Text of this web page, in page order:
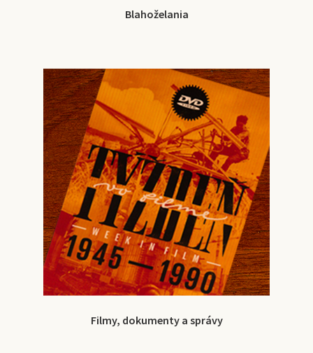
Blahoželania
Filmy, dokumenty a správy